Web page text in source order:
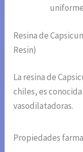
Resina de
Resin)
La resina de
chiles, es
vasodilatadoras.
Propiedades